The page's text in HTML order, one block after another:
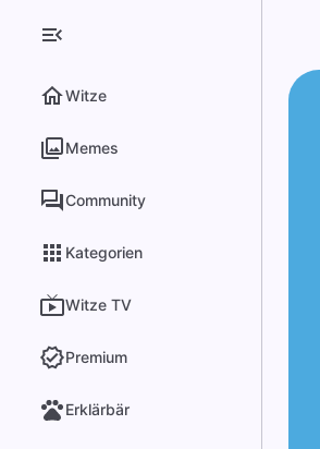
Witze
Memes
Community
Kategorien
Witze TV
Premium
Erklärbär